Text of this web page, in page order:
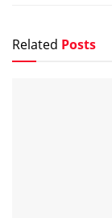
Related Posts